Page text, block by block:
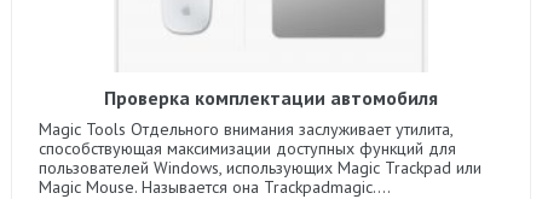
Проверка комплектации автомобиля
Magic Tools Отдельного внимания заслуживает утилита,
способствующая максимизации доступных функций для
пользователей Windows, использующих Magic Trackpad или
Magic Mouse. Называется она Trackpadmagic....